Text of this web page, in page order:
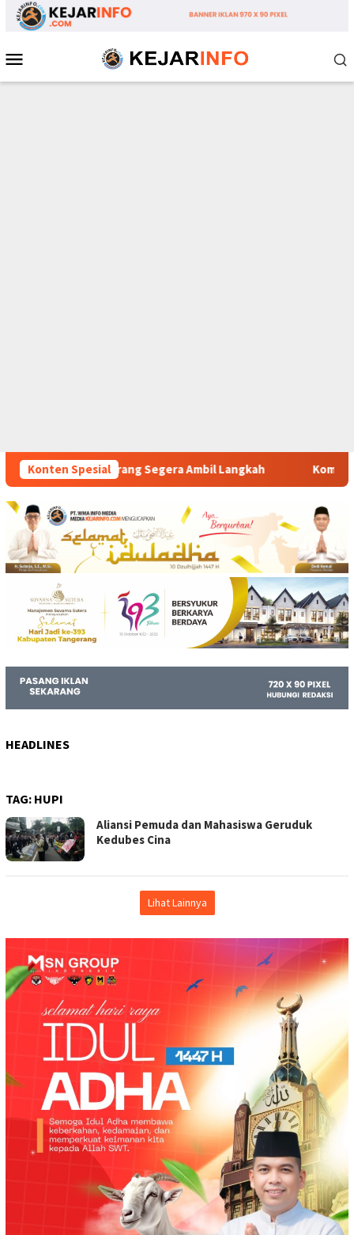
Loncat
Mobile
Konten Spesial
Ambil Langkah Komitmen Polsek Tigaraksa Tindak
HEADLINES
TAG: HUPI
Aliansi Pemuda dan Mahasiswa Geruduk
Kedubes Cina
Lihat Lainnya